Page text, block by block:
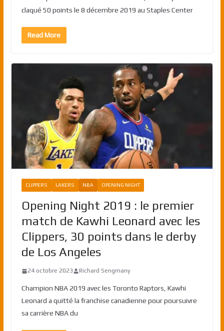
claqué 50 points le 8 décembre 2019 au Staples Center
Read More
CLIPPERS LAKERS NBA OPENING NIGHT
Opening Night 2019 : le premier
match de Kawhi Leonard avec les
Clippers, 30 points dans le derby
de Los Angeles
24 octobre 2023 Richard Sengmany
Champion NBA 2019 avec les Toronto Raptors, Kawhi
Leonard a quitté la franchise canadienne pour poursuivre
sa carrière NBA du